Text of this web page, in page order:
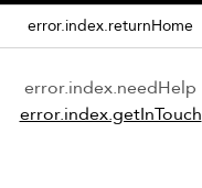
error.index.returnHome
error.index.needHelp
error.index.getInTouch